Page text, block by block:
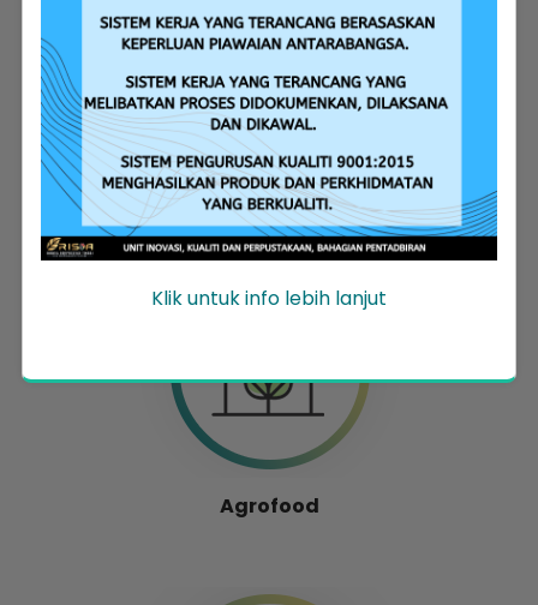
Entrepreneur Development
Agrofood
Klik untuk info lebih lanjut